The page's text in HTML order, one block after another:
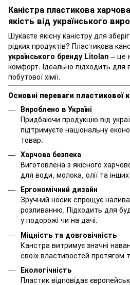
Каністра пластикова
якість від українського
Шукаєте якісну каністру для
рідких продуктів? Пластикова
українського бренду Litolan – це
комфорт. Ідеально підходить для
побутової хімії.
Основні переваги пластикової
Вироблено в Україні
Придбаючи продукцію від
підтримуєте національну
товар.
Харчова безпека
Виготовлена ​​з якісного
для води, молока, олії та
Ергономічний дизайн
Зручний носик спрощує
розливанню. Підходить для
у подорожі чи на дачі.
Міцність та довговічність
Канстра витримує значні
своїх властивостей протягом
Екологічність
Пластик відповідає